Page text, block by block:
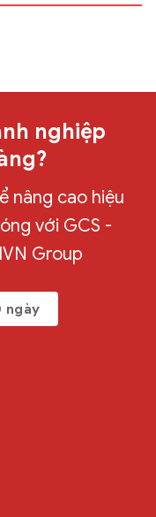
nghiệp
nâng cao hiệu
với GCS -
Group
ngày